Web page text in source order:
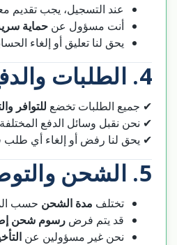
عند التسجيل، يجب تقديم
أنت مسؤول عن حماية
يحق لنا تعليق أو إلغاء
4. الطلبات والدفع
✔ جميع الطلبات تخضع للتوافر
✔ نحن نقبل وسائل الدفع
✔ يحق لنا رفض أو إلغاء أي طلب
5. الشحن والتوصيل
تختلف مدة الشحن حسب
قد يتم فرض رسوم شحن
نحن غير مسؤولين عن